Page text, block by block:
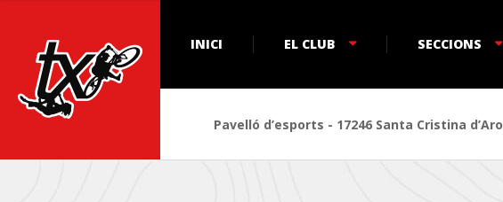
INICI EL CLUB SECCIONS
Pavelló d’esports - 17246 Santa Cristina d’Aro